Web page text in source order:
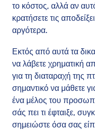
το κόστος, αλλά αν
κρατήσετε τις
αργότερα.
Εκτός από αυτά τα
να λάβετε χρηματική
για τη διαταραχή της
σημαντικό να μάθετε
ένα μέλος του
σάς πει τι έφταιξε,
σημειώστε όσα σας